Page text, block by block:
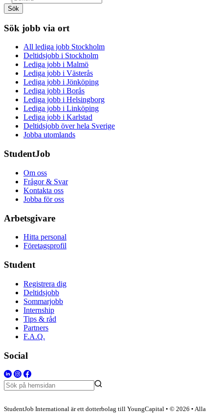
Sök
Sök jobb via ort
All lediga jobb Stockholm
Deltidsjobb i Stockholm
Lediga jobb i Malmö
Lediga jobb i Västerås
Lediga jobb i Jönköping
Lediga jobb i Borås
Lediga jobb i Helsingborg
Lediga jobb i Linköping
Lediga jobb i Karlstad
Deltidsjobb över hela Sverige
Jobba utomlands
StudentJob
Om oss
Frågor & Svar
Kontakta oss
Jobba för oss
Arbetsgivare
Hitta personal
Företagsprofil
Student
Registrera dig
Deltidsjobb
Sommarjobb
Internship
Tips & råd
Partners
F.A.Q.
Social
StudentJob International är ett dotterbolag till YoungCapital • © 2026 • Alla